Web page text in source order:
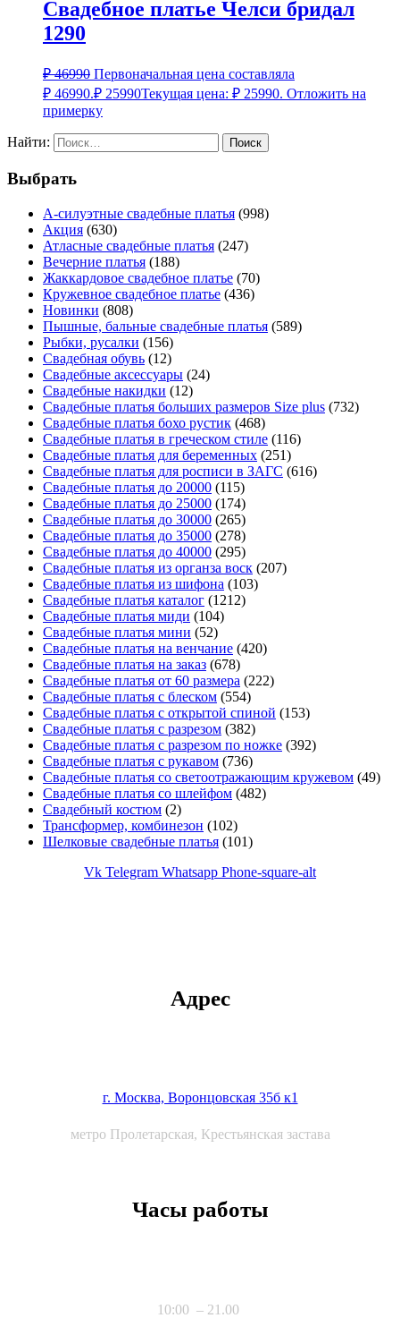
Свадебное платье Челси бридал
1290
₽46990 Первоначальная цена составляла
₽ 46990.₽ 25990Текущая цена: ₽ 25990. Отложить на
примерку
Найти:
Выбрать
А-силуэтные свадебные платья (998)
Акция (630)
Атласные свадебные платья (247)
Вечерние платья (188)
Жаккардовое свадебное платье (70)
Кружевное свадебное платье (436)
Новинки (808)
Пышные, бальные свадебные платья (589)
Рыбки, русалки (156)
Свадебная обувь (12)
Свадебные аксессуары (24)
Свадебные накидки (12)
Свадебные платья больших размеров Size plus (732)
Свадебные платья бохо рустик (468)
Свадебные платья в греческом стиле (116)
Свадебные платья для беременных (251)
Свадебные платья для росписи в ЗАГС (616)
Свадебные платья до 20000 (115)
Свадебные платья до 25000 (174)
Свадебные платья до 30000 (265)
Свадебные платья до 35000 (278)
Свадебные платья до 40000 (295)
Свадебные платья из органза воск (207)
Свадебные платья из шифона (103)
Свадебные платья каталог (1212)
Свадебные платья миди (104)
Свадебные платья мини (52)
Свадебные платья на венчание (420)
Свадебные платья на заказ (678)
Свадебные платья от 60 размера (222)
Свадебные платья с блеском (554)
Свадебные платья с открытой спиной (153)
Свадебные платья с разрезом (382)
Свадебные платья с разрезом по ножке (392)
Свадебные платья с рукавом (736)
Свадебные платья со светоотражающим кружевом (49)
Свадебные платья со шлейфом (482)
Свадебный костюм (2)
Трансформер, комбинезон (102)
Шелковые свадебные платья (101)
Vk Telegram Whatsapp Phone-square-alt
Адрес
г. Москва, Воронцовская 35б к1
метро Пролетарская, Крестьянская застава
Часы работы
10:00 – 21.00